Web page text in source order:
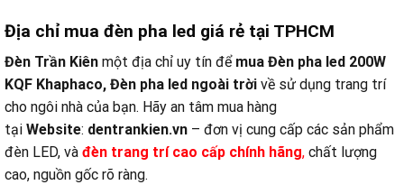
Địa chỉ mua đèn pha led giá rẻ tại TPHCM
Đèn Trần Kiên một địa chỉ uy tín để mua Đèn pha led 200W
KQF Khaphaco, Đèn pha led ngoài trời về sử dụng trang trí
cho ngôi nhà của bạn. Hãy an tâm mua hàng
tại Website: dentrankien.vn – đơn vị cung cấp các sản phẩm
đèn LED, và đèn trang trí cao cấp chính hãng, chất lượng
cao, nguồn gốc rõ ràng.